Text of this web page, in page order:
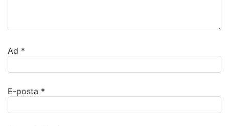
Ad *
E-posta *